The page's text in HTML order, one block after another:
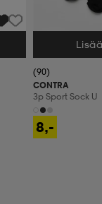
Valitse Koko
(90)
CONTRA
3p Sport Sock U
8,-